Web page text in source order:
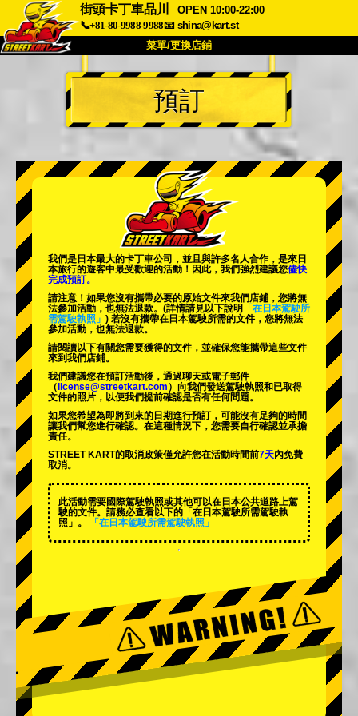
街頭卡丁車品川
OPEN 10:00-22:00
📞+81-80-9988-9988📧 shina@kart.st
菜單/更換店鋪
首頁
關於 規格 價格
公司 預訂
更換店鋪
東京 秋葉原 #2
東京 澀谷附店 東京灣
東京 淺草 大阪
沖繩
預訂
我們是日本最大的卡丁車公司，並且與許多名人合作，是來日
本旅行的遊客中最受歡迎的活動 ！因此，我們強烈建議您儘快
完成預訂。
請注意！如果您沒有攜帶必要的原始文件來我們店鋪，您將無
法參加活動，也無法退款。 (詳情請見以下說明
「在日本駕駛所
需駕駛執照」 ) 若沒有攜帶在日本駕駛所需的文件，您將無法
參加活動，也無法退款。
請閱讀以下有關您需要獲得的文件，並確保您能攜帶這些文件
來到我們店鋪。
我們建議您在預訂活動後，通過聊天或電子郵件
（ license@streetkart.com ）向我們發送駕駛執照和已取得
文件的照片，以便我們提前確認是否有任何問題。
如果您希望為即將到來的日期進行預訂，可能沒有足夠的時間
讓我們幫您進行確認。在這種情況下，您需要自行確認並承擔
責任。
STREET KART的取消政策僅允許您在活動時間前7天內免費
取消。
此活動需要國際駕駛執照或其他可以在日本公共道路上駕
駛的文件。請務必查看以下的「在日本駕駛所需駕駛執
照」。
「在日本駕駛所需駕駛執照」